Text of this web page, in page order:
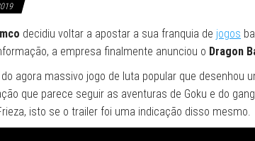
decidiu voltar a apostar a sua franquia de jogos
a empresa finalmente anunciou o Dragon
agora massivo jogo de luta popular que desenhou
que parece seguir as aventuras de Goku e do
isto se o trailer foi uma indicação disso mesmo.